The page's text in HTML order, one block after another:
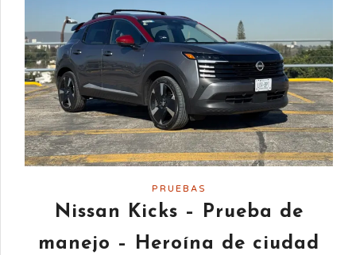
PRUEBAS
Nissan Kicks – Prueba de
manejo – Heroína de ciudad